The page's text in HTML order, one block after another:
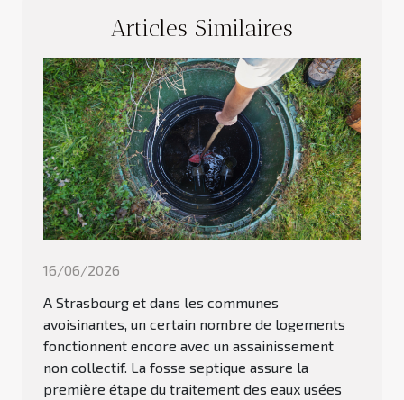
Articles Similaires
16/06/2026
A Strasbourg et dans les communes
avoisinantes, un certain nombre de logements
fonctionnent encore avec un assainissement
non collectif. La fosse septique assure la
première étape du traitement des eaux usées